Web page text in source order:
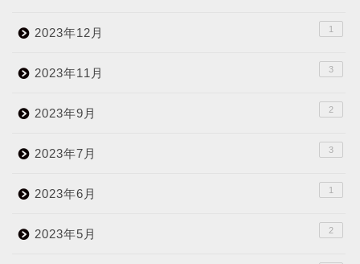
2023年12月 1
2023年11月 3
2023年9月 2
2023年7月 3
2023年6月 1
2023年5月 2